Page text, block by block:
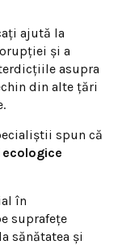
ajută la
și a
asupra
din alte țări
spun că
în
suprafețe
sănătatea și